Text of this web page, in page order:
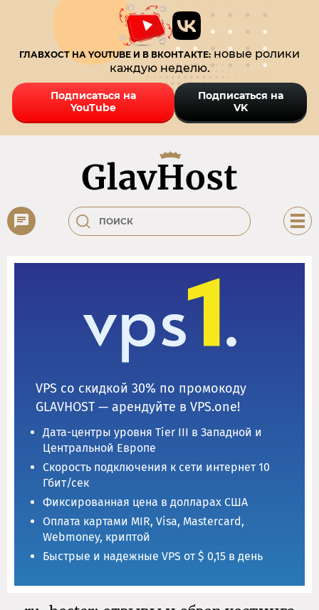
ГЛАВХОСТ НА YOUTUBE И В ВКОНТАКТЕ:новые ролики
каждую неделю.
Подписаться на
YouTube
Подписаться на
VK
VPS со скидкой 30% по промокоду
GLAVHOST — арендуйте в VPS.one!
Дата-центры уровня Tier III в Западной и
Центральной Европе
Скорость подключения к сети интернет 10
Гбит/сек
Фиксированная цена в долларах США
Оплата картами MIR, Visa, Mastercard,
Webmoney, криптой
Быстрые и надежные VPS от $ 0,15 в день